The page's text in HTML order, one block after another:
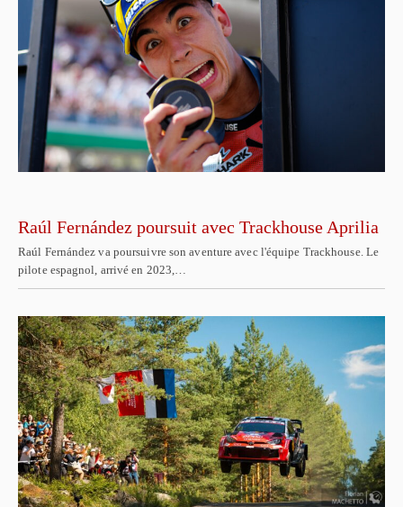
Raúl Fernández poursuit avec Trackhouse Aprilia
Raúl Fernández va poursuivre son aventure avec l'équipe Trackhouse. Le
pilote espagnol, arrivé en 2023,…